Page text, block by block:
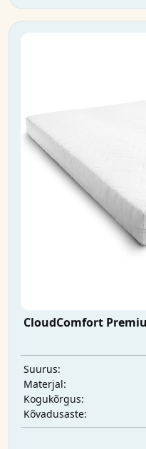
CloudComfort
Suurus:
Materjal:
Kogukõrgus:
Kõvadusaste: